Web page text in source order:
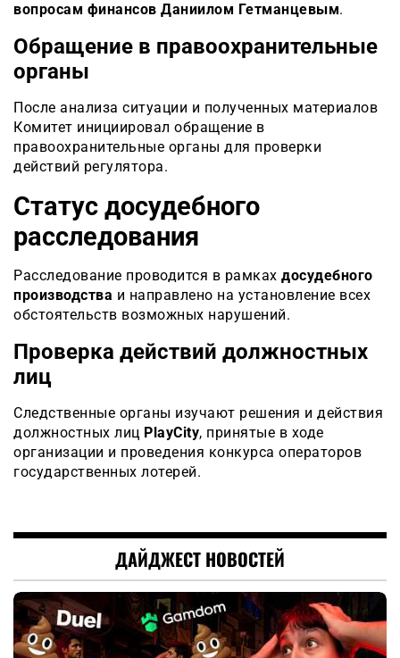
вопросам финансов Даниилом Гетманцевым.
Обращение в правоохранительные
органы
После анализа ситуации и полученных материалов
Комитет инициировал обращение в
правоохранительные органы для проверки
действий регулятора.
Статус досудебного
расследования
Расследование проводится в рамках досудебного
производства и направлено на установление всех
обстоятельств возможных нарушений.
Проверка действий должностных
лиц
Следственные органы изучают решения и действия
должностных лиц PlayCity, принятые в ходе
организации и проведения конкурса операторов
государственных лотерей.
ДАЙДЖЕСТ НОВОСТЕЙ